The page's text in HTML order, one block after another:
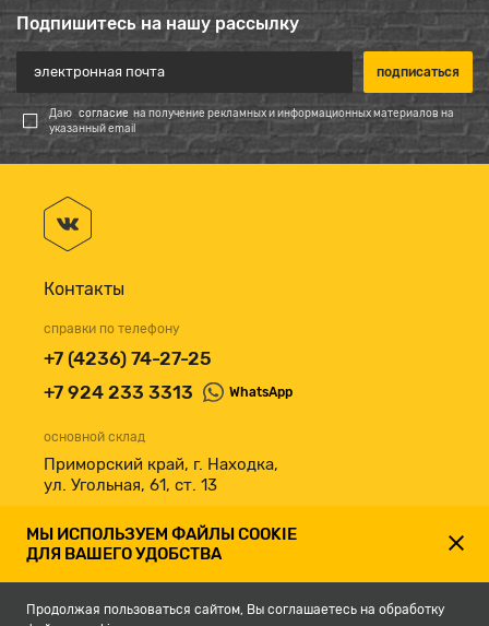
Подпишитесь на нашу рассылку
Даю согласие на получение рекламных и информационных материалов на
указанный email
Контакты
справки по телефону
+7 (4236) 74-27-25
+7 924 233 3313
WhatsApp
основной склад
Приморский край, г. Находка,
ул. Угольная, 61, ст. 13
принимаем к оплате
МЫ ИСПОЛЬЗУЕМ ФАЙЛЫ COOKIE
ДЛЯ ВАШЕГО УДОБСТВА
Продолжая пользоваться сайтом, Вы соглашаетесь на обработку